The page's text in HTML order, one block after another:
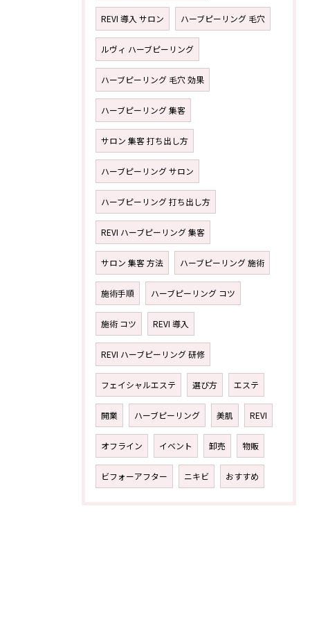
REVI 導入 サロン ハーブピーリング 毛穴
ルヴィ ハーブピーリング
ハーブピーリング 毛穴 効果
ハーブピーリング 集客
サロン 集客 打ち出し方
ハーブピーリング サロン
ハーブピーリング 打ち出し方
REVI ハーブピーリング 集客
サロン 集客 方法 ハーブピーリング 施術
施術手順 ハーブピーリング コツ
施術 コツ REVI 導入
REVI ハーブピーリング 研修
フェイシャルエステ 選び方 エステ
開業 ハーブピーリング 美肌 REVI
オフライン イベント 卸売 物販
ビフォーアフター ニキビ おすすめ